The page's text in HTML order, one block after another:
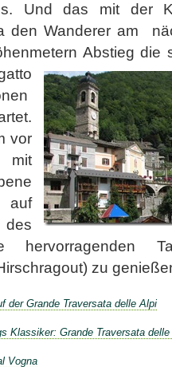
Und das mit der
den Wanderer am
Abstieg die
vor
mit
auf
hervorragenden
zu
der Grande Traversata delle Alpi
Klassiker: Grande Traversata
Vogna